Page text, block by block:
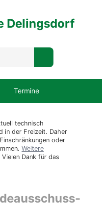
Delingsdorf
Termine
technisch
in der Freizeit. Daher
oder
Weitere
Vielen Dank für das